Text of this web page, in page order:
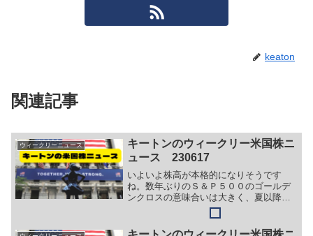
keaton
関連記事
ウィークリーニュース
キートンのウィークリー米国株ニ
ュース 230617
いよいよ株高が本格的になりそうです
ね。数年ぶりのＳ＆Ｐ５００のゴールデ
ンクロスの意味合いは大きく、夏以降の
調整がきても売るほどの下落の可能性は
低いと思われますので、しっかりホール
ド、しっかり積み立てでまったく問題な